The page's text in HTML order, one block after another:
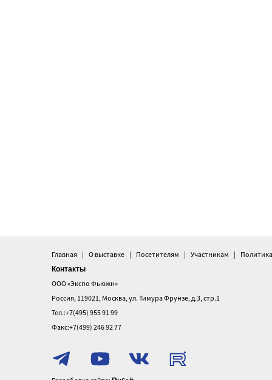
Главная О выставке Посетителям Участникам
Контакты
ООО «Экспо Фьюжн»
Россия, 119021, Москва, ул. Тимура Фрунзе, д.3, стр.1
Тел.:+7(495) 955 91 99
Факс:+7(499) 246 92 77